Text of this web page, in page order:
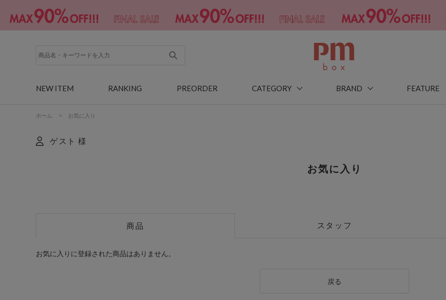
NEW ITEM RANKING PREORDER CATEGORY BRAND FEATURE
ホーム > お気に入り
ゲスト 様
お気に入り
商品 スタッフ
お気に入りに登録された商品はありません。
戻る